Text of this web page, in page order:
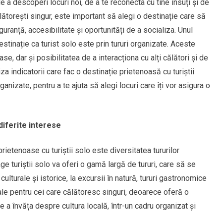
a descoperi locuri noi, de a te reconecta cu tine însuți și de
singur, este important să alegi o destinație care să
accesibilitate și oportunități de a socializa. Unul
ca turist solo este prin tururi organizate. Aceste
dar și posibilitatea de a interacționa cu alți călători și de
indicatorii care fac o destinație prietenoasă cu turiștii
pentru a te ajuta să alegi locuri care îți vor asigura o
interese
cu turiștii solo este diversitatea tururilor
turiștii solo va oferi o gamă largă de tururi, care să se
și istorice, la excursii în natură, tururi gastronomice
pentru cei care călătoresc singuri, deoarece oferă o
a învăța despre cultura locală, într-un cadru organizat și